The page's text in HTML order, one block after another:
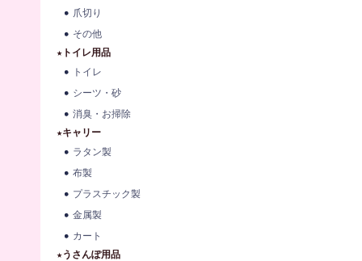
爪切り
その他
★トイレ用品
トイレ
シーツ・砂
消臭・お掃除
★キャリー
ラタン製
布製
プラスチック製
金属製
カート
★うさんぽ用品